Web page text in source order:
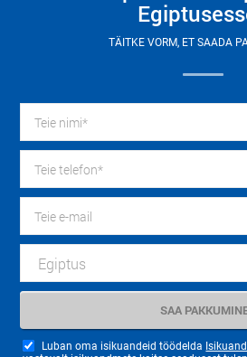
TÄITKE VORM, ET SAADA
Luban oma isikuandeid töödelda